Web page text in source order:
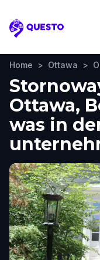
Questo
Home > Ottawa >
Ottawa,
was in